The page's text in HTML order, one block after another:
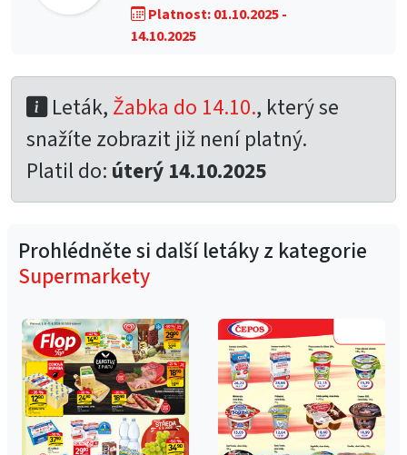
Platnost: 01.10.2025 -
14.10.2025
Leták, Žabka do 14.10., který se
snažíte zobrazit již není platný.
Platil do: úterý 14.10.2025
Prohlédněte si další letáky z kategorie
Supermarkety